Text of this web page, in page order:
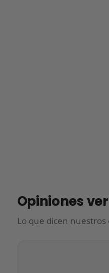
Opiniones
Lo que dicen